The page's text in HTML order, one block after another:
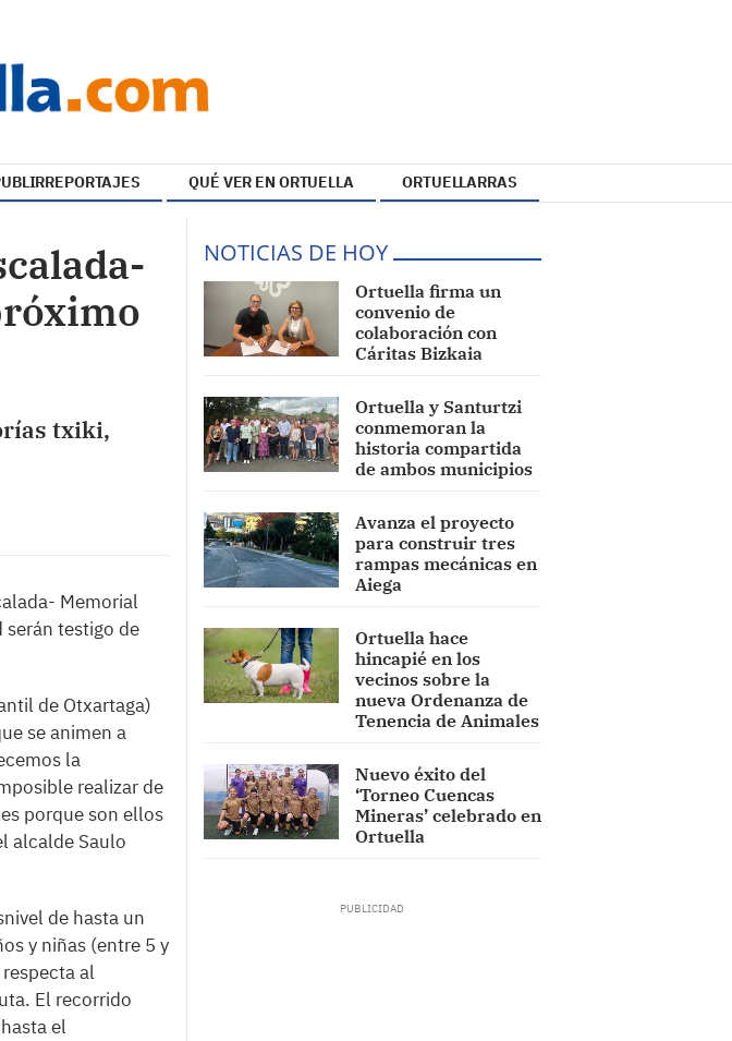
QUÉ VER EN ORTUELLA ORTUELLARRAS
txiki,
Memorial
serán testigo de
de Otxartaga)
se animen a
la
realizar de
porque son ellos
alcalde Saulo
de hasta un
y niñas (entre 5 y
al
El recorrido
el
NOTICIAS DE HOY
Ortuella firma un
convenio de
colaboración con
Cáritas Bizkaia
Ortuella y Santurtzi
conmemoran la
historia compartida
de ambos municipios
Avanza el proyecto
para construir tres
rampas mecánicas en
Aiega
Ortuella hace
hincapié en los
vecinos sobre la
nueva Ordenanza de
Tenencia de Animales
Nuevo éxito del
‘Torneo Cuencas
Mineras’ celebrado en
Ortuella